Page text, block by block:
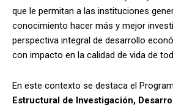
que le permitan a las instituciones
conocimiento hacer más y mejor
perspectiva integral de desarrollo
con impacto en la calidad de vida de
En este contexto se destaca el
Estructural de Investigación,